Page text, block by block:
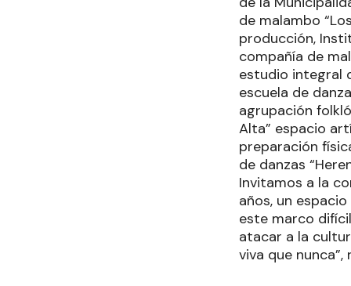
de malambo
producción,
compañía de
estudio integral
escuela de
agrupación
Alta” espacio
preparación
de danzas
Invitamos a la
años, un
este marco
atacar a la
viva que nunca”,